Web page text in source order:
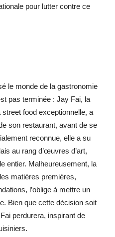
pour lutter contre ce
le monde de la gastronomie
pas terminée : Jay Fai, la
food exceptionnelle, a
son restaurant, avant de se
reconnue, elle a su
au rang d’œuvres d’art,
entier. Malheureusement, la
matières premières,
l’oblige à mettre un
Bien que cette décision soit
perdurera, inspirant de